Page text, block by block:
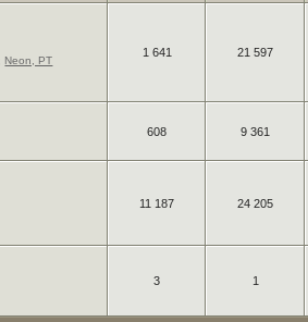
Neon, PT
1 641 21 597
608 9 361
11 187 24 205
3 1